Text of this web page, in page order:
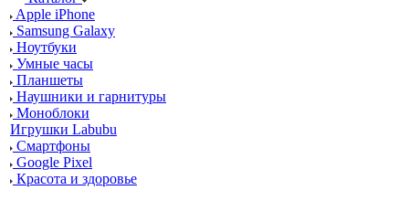
Apple iPhone
Samsung Galaxy
Ноутбуки
Умные часы
Планшеты
Наушники и гарнитуры
Моноблоки
Игрушки Labubu
Смартфоны
Google Pixel
Красота и здоровье